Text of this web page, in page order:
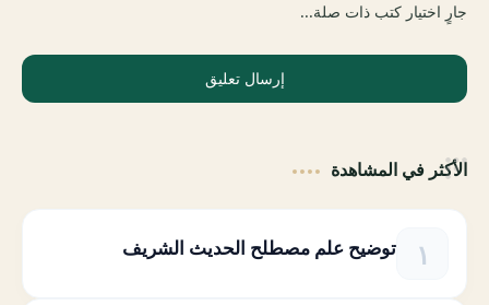
جارٍ اختيار كتب ذات صلة...
إرسال تعليق
الأكثر في المشاهدة
توضيح علم مصطلح الحديث الشريف